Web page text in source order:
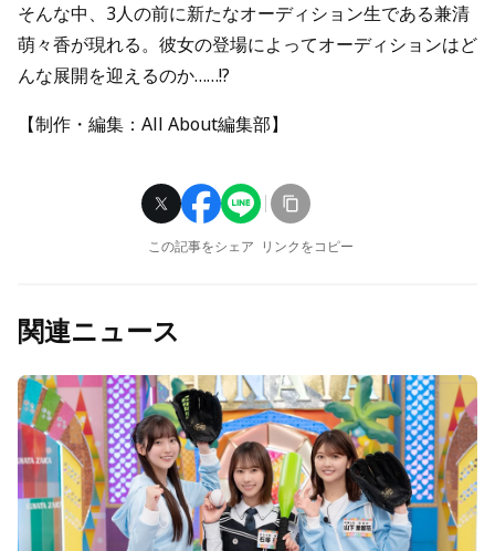
そんな中、3人の前に新たなオーディション生である兼清
萌々香が現れる。彼女の登場によってオーディションはど
んな展開を迎えるのか……!?
【制作・編集：All About編集部】
この記事をシェア リンクをコピー
関連ニュース